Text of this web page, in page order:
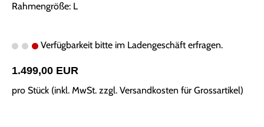
Rahmengröße: L
Verfügbarkeit bitte im Ladengeschäft erfragen.
1.499,00 EUR
pro Stück (inkl. MwSt. zzgl. Versandkosten für Grossartikel)